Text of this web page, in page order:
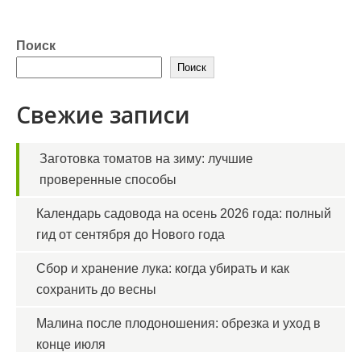
Поиск
Поиск
Свежие записи
Заготовка томатов на зиму: лучшие
проверенные способы
Календарь садовода на осень 2026 года: полный
гид от сентября до Нового года
Сбор и хранение лука: когда убирать и как
сохранить до весны
Малина после плодоношения: обрезка и уход в
конце июля